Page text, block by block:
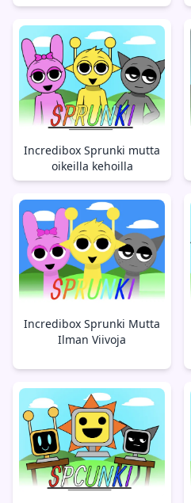
Incredibox Sprunki mutta
oikeilla kehoilla
Incredibox Sprunki Mutta
Ilman Viivoja